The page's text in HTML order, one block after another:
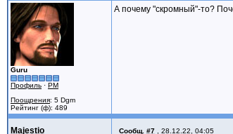
Guru
Профиль · PM
Поощрения: 5 Dgm
Рейтинг (ф): 489
А почему "скромный"-то?
Majestio Сообщ. #7 28.12.22, 04:05